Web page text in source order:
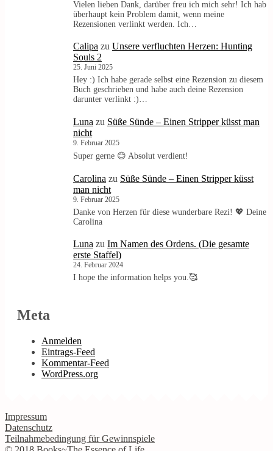
Vielen lieben Dank, darüber freu ich mich sehr! Ich hab
überhaupt kein Problem damit, wenn meine
Rezensionen verlinkt werden. Ich…
Calipa zu Unsere verfluchten Herzen: Hunting
Souls 2
25. Juni 2025
Hey :) Ich habe gerade selbst eine Rezension zu diesem
Buch geschrieben und habe auch deine Rezension
darunter verlinkt :)…
Luna zu Süße Sünde – Einen Stripper küsst man
nicht
9. Februar 2025
Super gerne 😊 Absolut verdient!
Carolina zu Süße Sünde – Einen Stripper küsst
man nicht
9. Februar 2025
Danke von Herzen für diese wunderbare Rezi! 💖 Deine
Carolina
Luna zu Im Namen des Ordens. (Die gesamte
erste Staffel)
24. Februar 2024
I hope the information helps you.🥰
Meta
Anmelden
Eintrags-Feed
Kommentar-Feed
WordPress.org
Impressum
Datenschutz
Teilnahmebedingung für Gewinnspiele